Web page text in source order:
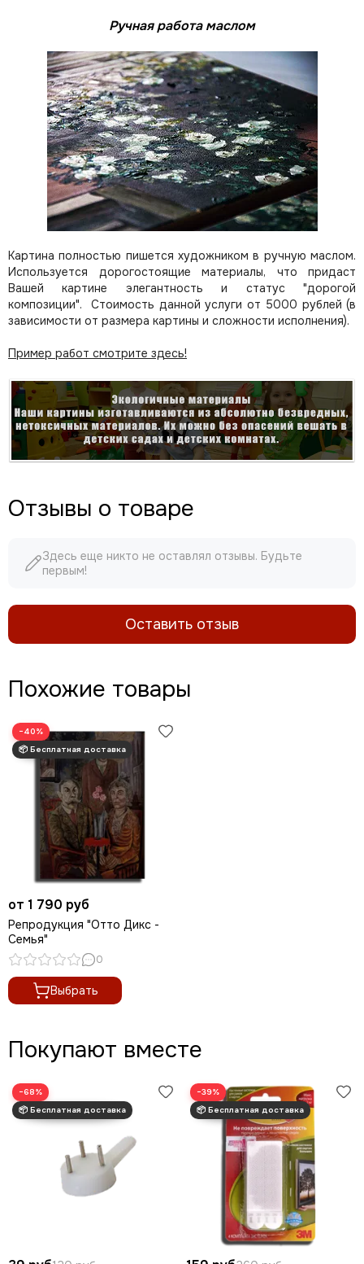
Ручная работа маслом
Картина полностью пишется художником в ручную маслом.
Используется дорогостоящие материалы, что придаст
Вашей картине элегантность и статус "дорогой
композиции". Стоимость данной услуги от 5000 рублей (в
зависимости от размера картины и сложности исполнения).
Пример работ смотрите здесь!
Отзывы о товаре
Здесь еще никто не оставлял отзывы. Будьте
первым!
Оставить отзыв
Похожие товары
−40%
от 1 790 руб
Репродукция "Отто Дикс -
Семья"
0
Выбрать
Покупают вместе
−68% −39%